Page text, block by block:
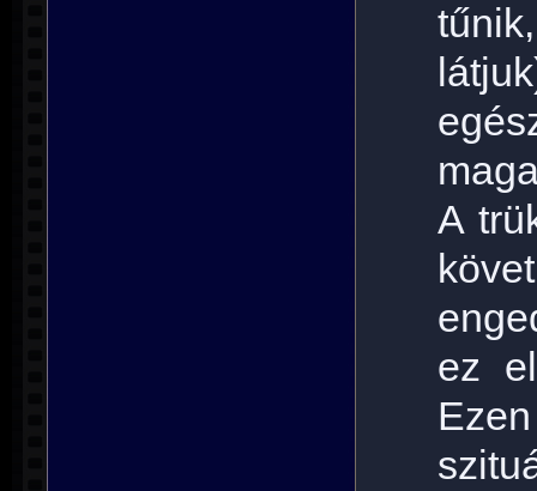
A
ez